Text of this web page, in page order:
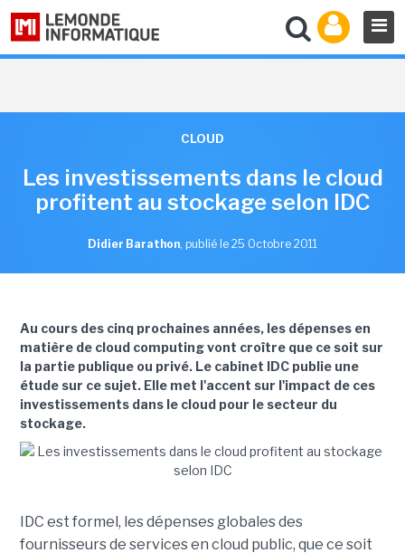
CLOUD
Les investissements dans le cloud
profitent au stockage selon IDC
Didier Barathon, publié le 25 Octobre 2011
Au cours des cinq prochaines années, les dépenses en
matière de cloud computing vont croître que ce soit sur
la partie publique ou privé. Le cabinet IDC publie une
étude sur ce sujet. Elle met l'accent sur l'impact de ces
investissements dans le cloud pour le secteur du
stockage.
IDC est formel, les dépenses globales des
fournisseurs de services en cloud public, que ce soit